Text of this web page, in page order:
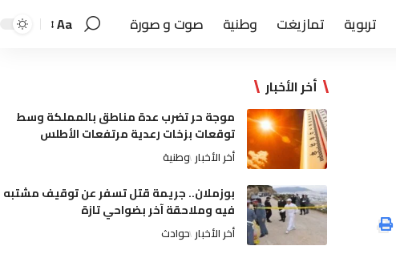
تربوية تمازيغت وطنية صوت و صورة Aa
أخر الأخبار
موجة حر تضرب عدة مناطق بالمملكة وسط
توقعات بزخات رعدية مرتفعات الأطلس
أخر الأخبار وطنية
بوزملان.. جريمة قتل تسفر عن توقيف مشتبه
فيه وملاحقة آخر بضواحي تازة
أخر الأخبار حوادث